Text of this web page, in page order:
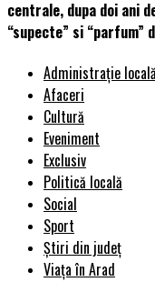
centrale, dupa doi ani
“supecte” si “parfum”
Administrație locală
Afaceri
Cultură
Eveniment
Exclusiv
Politică locală
Social
Sport
Știri din județ
Viața în Arad